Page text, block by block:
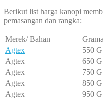
Berikut list harga kanopi
pemasangan dan rangka:
Merek/ Bahan
Agtex
550
Agtex
650
Agtex
750
Agtex
850
Agtex
950